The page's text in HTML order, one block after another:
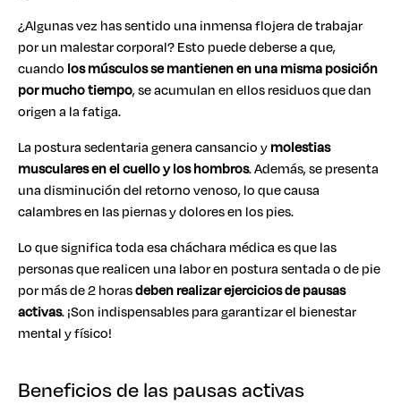
¿Algunas vez has sentido una inmensa flojera de trabajar
por un malestar corporal? Esto puede deberse a que,
cuando los músculos se mantienen en una misma posición
por mucho tiempo, se acumulan en ellos residuos que dan
origen a la fatiga.
La postura sedentaria genera cansancio ymolestias
musculares en el cuello y los hombros. Además, se presenta
una disminución del retorno venoso, lo que causa
calambres en las piernas y dolores en los pies.
Lo que significa toda esa cháchara médica es que las
personas que realicen una labor en postura sentada o de pie
por más de 2 horasdeben realizar ejercicios de pausas
activas. ¡Son indispensables para garantizar el bienestar
mental y físico!
Beneficios de las pausas activas